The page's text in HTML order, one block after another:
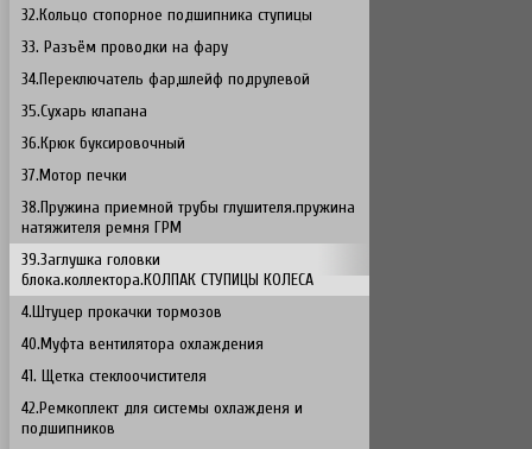
32.Кольцо стопорное подшипника ступицы
33. Разъём проводки на фару
34.Переключатель фар,шлейф подрулевой
35.Сухарь клапана
36.Крюк буксировочный
37.Мотор печки
38.Пружина приемной трубы глушителя.пружина
натяжителя ремня ГРМ
39.Заглушка головки
блока.коллектора.КОЛПАК СТУПИЦЫ КОЛЕСА
4.Штуцер прокачки тормозов
40.Муфта вентилятора охлаждения
41. Щетка стеклоочистителя
42.Ремкоплект для системы охлажденя и
подшипников